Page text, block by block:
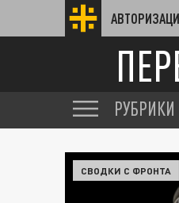
РУБРИКИ
СВОДКИ С ФРОНТА